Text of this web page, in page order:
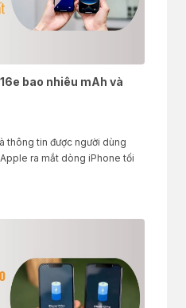
bao nhiêu mAh và
thông tin được người dùng
ra mắt dòng iPhone tối